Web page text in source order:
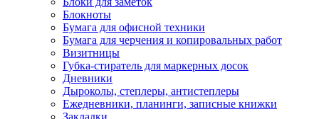
Блокноты
Бумага для офисной техники
Бумага для черчения и копировальных работ
Визитницы
Губка-стиратель для маркерных досок
Дневники
Дыроколы, степлеры, антистеплеры
Ежедневники, планинги, записные книжки
Закладки